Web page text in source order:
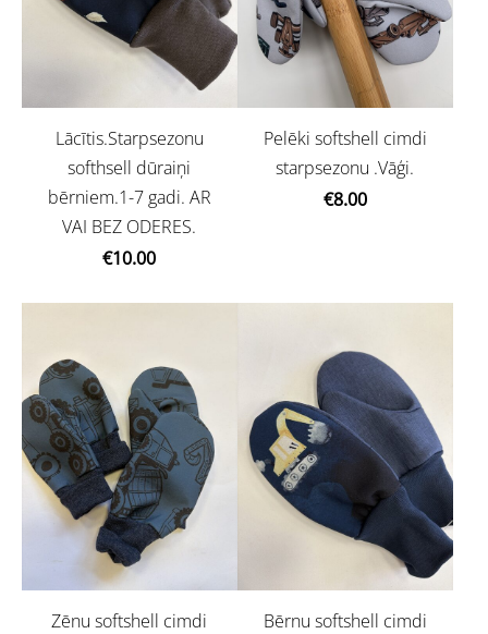
Lācītis.Starpsezonu
softhsell dūraiņi
bērniem.1-7 gadi. AR
VAI BEZ ODERES.
€10.00
Pelēki softshell cimdi
starpsezonu .Vāģi.
€8.00
Zēnu softshell cimdi
Bērnu softshell cimdi